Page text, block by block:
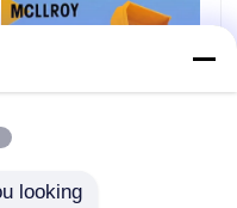
looking